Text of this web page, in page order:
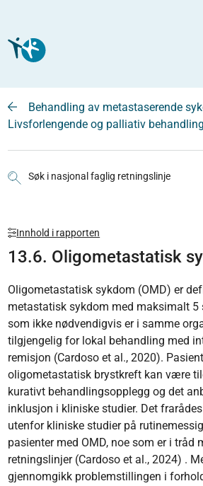
Behandling av metastaserende
Livsforlengende og palliativ behandling
Søk i nasjonal faglig retningslinje
Innhold i rapporten
13.6. Oligometastatisk
Oligometastatisk sykdom (OMD) er
metastatisk sykdom med maksimalt 5
som ikke nødvendigvis er i samme
tilgjengelig for lokal behandling med
remisjon (Cardoso et al., 2020).
oligometastatisk brystkreft kan være
kurativt behandlingsopplegg og det
inklusjon i kliniske studier. Det
utenfor kliniske studier på
pasienter med OMD, noe som er i tråd
retningslinjer (Cardoso et al., 2024) .
gjennomgikk problemstillingen i